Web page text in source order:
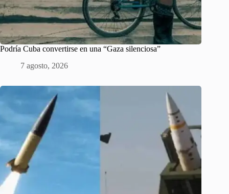
Podría Cuba convertirse en una “Gaza silenciosa”
7 agosto, 2026